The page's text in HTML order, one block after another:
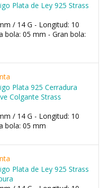
Plata de Ley 925 Strass
/ 14 G - Longitud: 10
bola: 05 mm - Gran bola:
Plata 925 Cerradura
Colgante Strass
/ 14 G - Longitud: 10
bola: 05 mm
Plata de Ley 925 Strass